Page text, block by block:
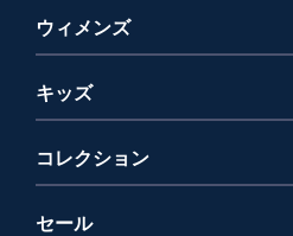
ウィメンズ
キッズ
コレクション
セール